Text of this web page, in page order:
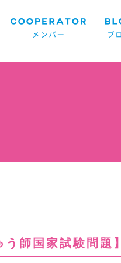
師国家試験問題】